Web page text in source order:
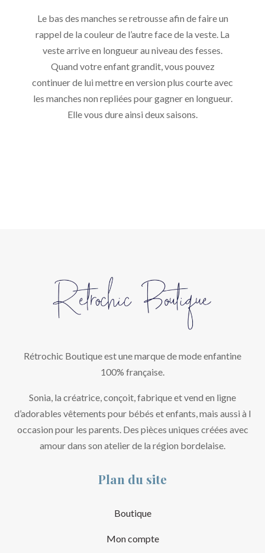
Le bas des manches se retrousse afin de faire un
rappel de la couleur de l’autre face de la veste. La
veste arrive en longueur au niveau des fesses.
Quand votre enfant grandit, vous pouvez
continuer de lui mettre en version plus courte avec
les manches non repliées pour gagner en longueur.
Elle vous dure ainsi deux saisons.
Rétrochic Boutique est une marque de mode enfantine
100% française.
Sonia, la créatrice, conçoit, fabrique et vend en ligne
d’adorables vêtements pour bébés et enfants, mais aussi à l
occasion pour les parents. Des pièces uniques créées avec
amour dans son atelier de la région bordelaise.
Plan du site
Boutique
Mon compte